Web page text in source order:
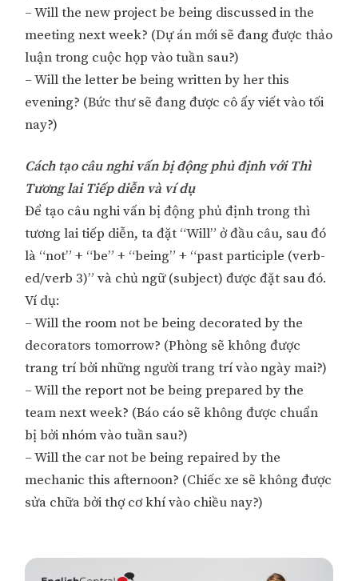
– Will the new project be being discussed in the
meeting next week? (Dự án mới sẽ đang được thảo
luận trong cuộc họp vào tuần sau?)
– Will the letter be being written by her this
evening? (Bức thư sẽ đang được cô ấy viết vào tối
nay?)
Cách tạo câu nghi vấn bị động phủ định với Thì
Tương lai Tiếp diễn và ví dụ
Để tạo câu nghi vấn bị động phủ định trong thì
tương lai tiếp diễn, ta đặt “Will” ở đầu câu, sau đó
là “not” + “be” + “being” + “past participle (verb-
ed/verb 3)” và chủ ngữ (subject) được đặt sau đó.
Ví dụ:
– Will the room not be being decorated by the
decorators tomorrow? (Phòng sẽ không được
trang trí bởi những người trang trí vào ngày mai?)
– Will the report not be being prepared by the
team next week? (Báo cáo sẽ không được chuẩn
bị bởi nhóm vào tuần sau?)
– Will the car not be being repaired by the
mechanic this afternoon? (Chiếc xe sẽ không được
sửa chữa bởi thợ cơ khí vào chiều nay?)